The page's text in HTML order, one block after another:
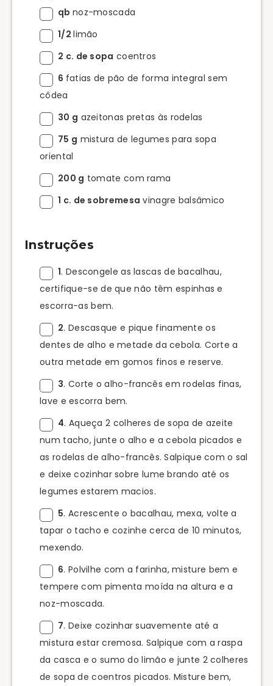
qb noz-moscada
1/2limão
2 c. de sopa coentros
6 fatias de pão de forma integral sem
côdea
30 g azeitonas pretas às rodelas
75 g mistura de legumes para sopa
oriental
200 g tomate com rama
1 c. de sobremesa vinagre balsâmico
Instruções
1. Descongele as lascas de bacalhau,
certifique-se de que não têm espinhas e
escorra-as bem.
2. Descasque e pique finamente os
dentes de alho e metade da cebola. Corte a
outra metade em gomos finos e reserve.
3. Corte o alho-francês em rodelas finas,
lave e escorra bem.
4. Aqueça 2 colheres de sopa de azeite
num tacho, junte o alho e a cebola picados e
as rodelas de alho-francês. Salpique com o sal
e deixe cozinhar sobre lume brando até os
legumes estarem macios.
5. Acrescente o bacalhau, mexa, volte a
tapar o tacho e cozinhe cerca de 10 minutos,
mexendo.
6. Polvilhe com a farinha, misture bem e
tempere com pimenta moída na altura e a
noz-moscada.
7. Deixe cozinhar suavemente até a
mistura estar cremosa. Salpique com a raspa
da casca e o sumo do limão e junte 2 colheres
de sopa de coentros picados. Misture bem,